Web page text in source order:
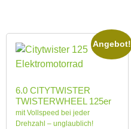
Angebot!
6.0 CITYTWISTER
TWISTERWHEEL 125er
mit Vollspeed bei jeder
Drehzahl – unglaublich!